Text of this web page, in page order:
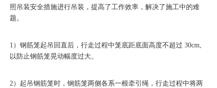
照吊装安全措施进行吊装，提高了工作效率，解决了施工中的难
题。
1）钢筋笼起吊回直后，行走过程中笼底距底面高度不超过 30cm,
以防止钢筋笼晃动幅度过大。
2）起吊钢筋笼时，钢筋笼两侧各系一根牵引绳，行走过程中将两